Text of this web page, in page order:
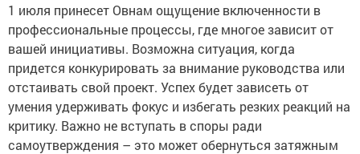
1 июля принесет Овнам ощущение включенности в
профессиональные процессы, где многое зависит от
вашей инициативы. Возможна ситуация, когда
придется конкурировать за внимание руководства или
отстаивать свой проект. Успех будет зависеть от
умения удерживать фокус и избегать резких реакций на
критику. Важно не вступать в споры ради
самоутверждения – это может обернуться затяжным